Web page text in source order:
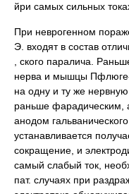
йри самых сильных
При неврогенном
Э. входят в состав
, ского паралича.
нерва и мышцы Пфлюге-
на одну и ту же
раньше фарадическим,
анодом
устанавливается
сокращение, и
самый слабый ток,
пат. случаях при